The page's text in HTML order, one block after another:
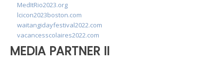
MedItRio2023.org
lcicon2023boston.com
waitangidayfestival2022.com
vacancesscolaires2022.com
MEDIA PARTNER II